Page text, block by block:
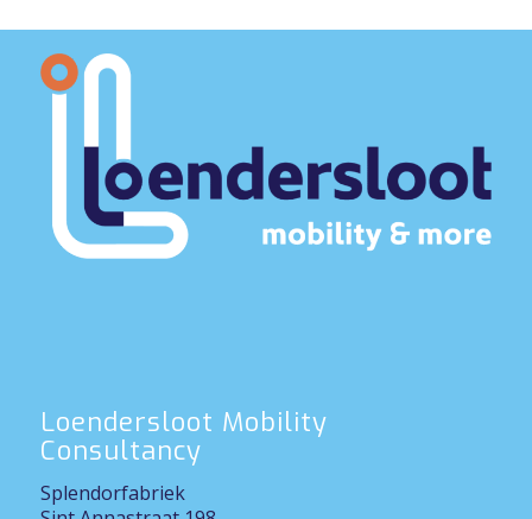
Loendersloot Mobility
Consultancy
Splendorfabriek